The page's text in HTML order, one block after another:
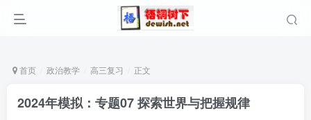
首页 政治教学 高三复习 正文
2024年模拟：专题07 探索世界与把握规律